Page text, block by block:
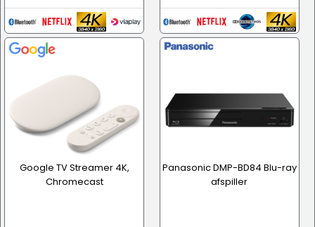
Google TV Streamer 4K,
Chromecast
Panasonic DMP-BD84 Blu-ray
afspiller